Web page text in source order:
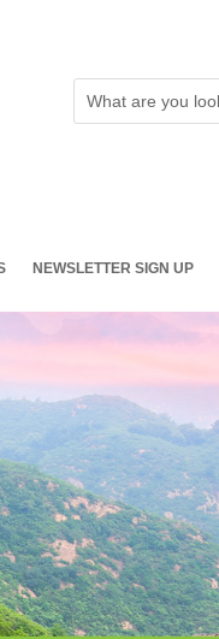
NEWSLETTER SIGN UP